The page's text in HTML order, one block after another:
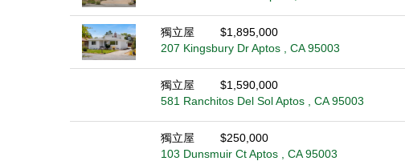
獨立屋
$1,895,000
207 Kingsbury Dr Aptos , CA 95003
獨立屋
$1,590,000
581 Ranchitos Del Sol Aptos , CA 95003
獨立屋
$250,000
103 Dunsmuir Ct Aptos , CA 95003